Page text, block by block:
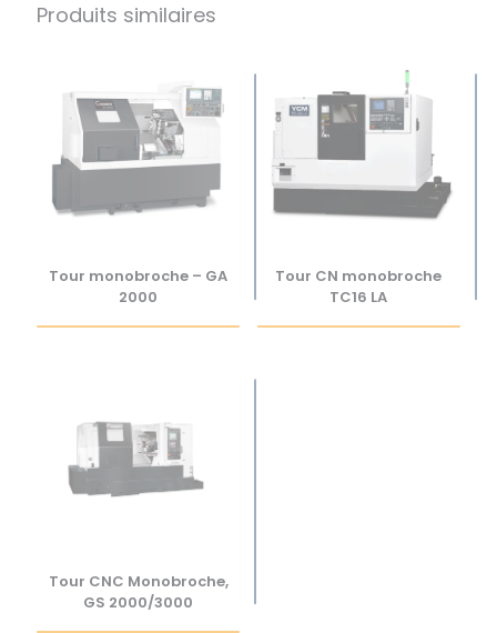
Produits similaires
Tour monobroche – GA
2000
Tour CN monobroche
TC16 LA
Tour CNC Monobroche,
GS 2000/3000